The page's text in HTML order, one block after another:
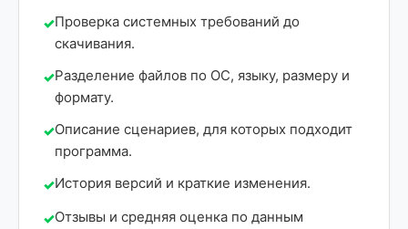
Проверка системных требований до
скачивания.
Разделение файлов по ОС, языку, размеру и
формату.
Описание сценариев, для которых подходит
программа.
История версий и краткие изменения.
Отзывы и средняя оценка по данным